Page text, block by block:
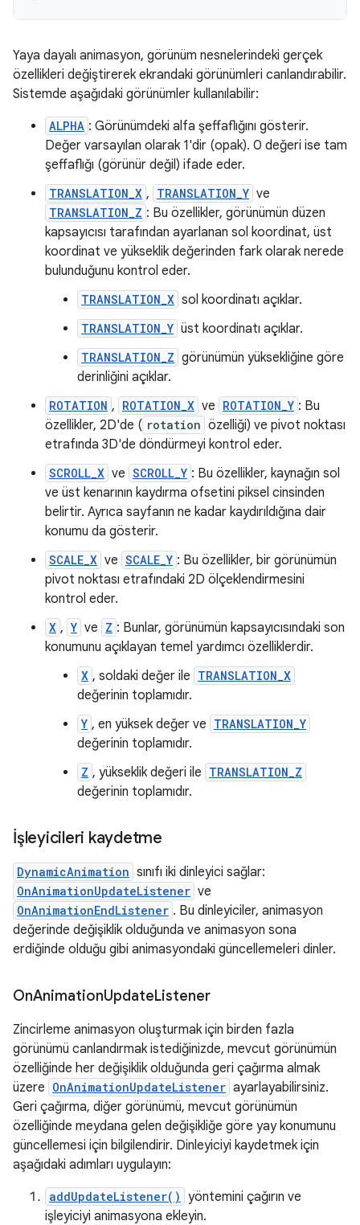
Yaya dayalı animasyon, görünüm nesnelerindeki gerçek
özellikleri değiştirerek ekrandaki görünümleri canlandırabilir.
Sistemde aşağıdaki görünümler kullanılabilir:
ALPHA : Görünümdeki alfa şeffaflığını gösterir.
Değer varsayılan olarak 1'dir (opak). 0 değeri ise tam
şeffaflığı (görünür değil) ifade eder.
TRANSLATION_X , TRANSLATION_Y ve
TRANSLATION_Z : Bu özellikler, görünümün düzen
kapsayıcısı tarafından ayarlanan sol koordinat, üst
koordinat ve yükseklik değerinden fark olarak nerede
bulunduğunu kontrol eder.
TRANSLATION_X sol koordinatı açıklar.
TRANSLATION_Y üst koordinatı açıklar.
TRANSLATION_Z görünümün yüksekliğine göre
derinliğini açıklar.
ROTATION , ROTATION_X ve ROTATION_Y : Bu
özellikler, 2D'de ( rotation özelliği) ve pivot noktası
etrafında 3D'de döndürmeyi kontrol eder.
SCROLL_X ve SCROLL_Y : Bu özellikler, kaynağın sol
ve üst kenarının kaydırma ofsetini piksel cinsinden
belirtir. Ayrıca sayfanın ne kadar kaydırıldığına dair
konumu da gösterir.
SCALE_X ve SCALE_Y : Bu özellikler, bir görünümün
pivot noktası etrafındaki 2D ölçeklendirmesini
kontrol eder.
X , Y ve Z : Bunlar, görünümün kapsayıcısındaki son
konumunu açıklayan temel yardımcı özelliklerdir.
X , soldaki değer ile TRANSLATION_X
değerinin toplamıdır.
Y , en yüksek değer ve TRANSLATION_Y
değerinin toplamıdır.
Z , yükseklik değeri ile TRANSLATION_Z
değerinin toplamıdır.
İşleyicileri kaydetme
DynamicAnimation sınıfı iki dinleyici sağlar:
OnAnimationUpdateListener ve
OnAnimationEndListener . Bu dinleyiciler, animasyon
değerinde değişiklik olduğunda ve animasyon sona
erdiğinde olduğu gibi animasyondaki güncellemeleri dinler.
OnAnimationUpdateListener
Zincirleme animasyon oluşturmak için birden fazla
görünümü canlandırmak istediğinizde, mevcut görünümün
özelliğinde her değişiklik olduğunda geri çağırma almak
üzere OnAnimationUpdateListener ayarlayabilirsiniz.
Geri çağırma, diğer görünümü, mevcut görünümün
özelliğinde meydana gelen değişikliğe göre yay konumunu
güncellemesi için bilgilendirir. Dinleyiciyi kaydetmek için
aşağıdaki adımları uygulayın:
addUpdateListener() yöntemini çağırın ve
işleyiciyi animasyona ekleyin.